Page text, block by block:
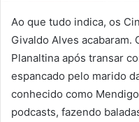
Ao que tudo indica, os
Givaldo Alves acabaram.
Planaltina após transar
espancado pelo marido
conhecido como
podcasts, fazendo